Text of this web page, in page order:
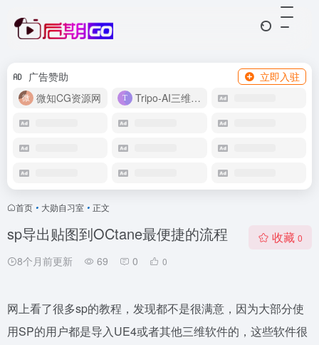
广告赞助
立即入驻
微知CG资源网
Tripo-AI三维模型
首页 • 大勋自习室 • 正文
sp导出贴图到OCtane最便捷的流程
8个月前更新 69 0 0
收藏 0
网上看了很多sp的教程，发现都不是很满意，因为大部分使
用SP的用户都是导入UE4或者其他三维软件的，这些软件很